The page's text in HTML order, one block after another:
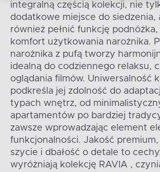
integralną częścią kolekcji, nie
dodatkowe miejsce do siedzenia,
również pełnić funkcję podnóżka,
komfort użytkowania narożnika.
narożnika z pufą tworzy
idealną do codziennego relaksu,
oglądania filmów. Uniwersalność
podkreśla jej zdolność do
typach wnętrz, od
apartamentów po bardziej
zawsze wprowadzając element
funkcjonalności. Jakość premium,
szycie i dbałość o detale to
wyróżniają kolekcję RAVIA ,